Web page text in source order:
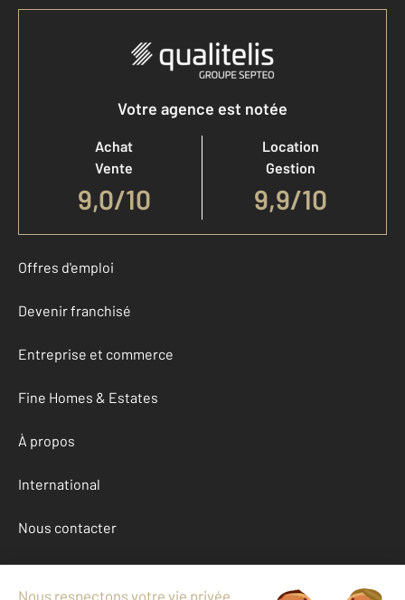
Votre agence est notée
Achat
Vente
9,0/10
Location
Gestion
9,9/10
Offres d'emploi
Devenir franchisé
Entreprise et commerce
Fine Homes & Estates
À propos
International
Nous contacter